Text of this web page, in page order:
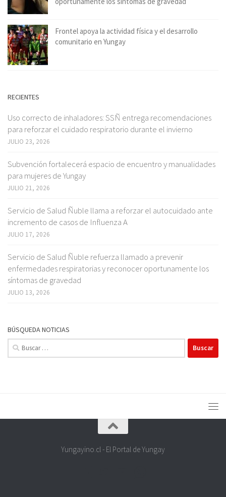
Frontel apoya la actividad física y el desarrollo
comunitario en Yungay
RECIENTES
Uso correcto de inhaladores: SSÑ entrega recomendaciones
para reforzar el cuidado respiratorio durante el invierno
JULIO 23, 2026
Subvención fortalecerá espacio de encuentro y manualidades
para mujeres de Yungay
JULIO 21, 2026
Servicio de Salud Ñuble llama a reforzar el autocuidado ante
incremento de casos de Influenza A
JULIO 17, 2026
Servicio de Salud Ñuble refuerza llamado a prevenir
enfermedades respiratorias y reconocer oportunamente los
síntomas de gravedad
JULIO 13, 2026
BÚSQUEDA NOTICIAS
Buscar:
Yungayino.cl - El Portal de Yungay